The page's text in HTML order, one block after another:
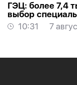
ГЭЦ: более 7,4
выбор
10:31
7